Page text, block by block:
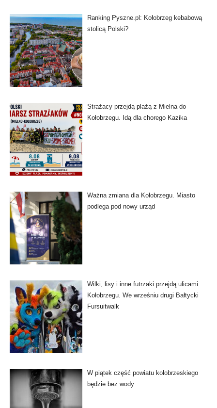
Ranking Pyszne.pl: Kołobrzeg kebabową
stolicą Polski?
Strażacy przejdą plażą z Mielna do
Kołobrzegu. Idą dla chorego Kazika
Ważna zmiana dla Kołobrzegu. Miasto
podlega pod nowy urząd
Wilki, lisy i inne futrzaki przejdą ulicami
Kołobrzegu. We wrześniu drugi Bałtycki
Fursuitwalk
W piątek część powiatu kołobrzeskiego
będzie bez wody